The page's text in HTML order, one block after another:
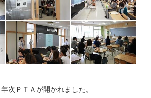
次ＰＴＡが開かれました。